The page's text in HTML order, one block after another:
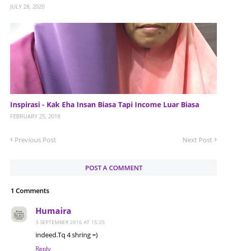
JULY 28, 2020
Inspirasi - Kak Eha Insan Biasa Tapi Income Luar Biasa
FEBRUARY 25, 2018
Previous Post Next Post
POST A COMMENT
1 Comments
Humaira
3 SEPTEMBER 2016 AT 15:25
indeed.Tq 4 shring =)
Reply